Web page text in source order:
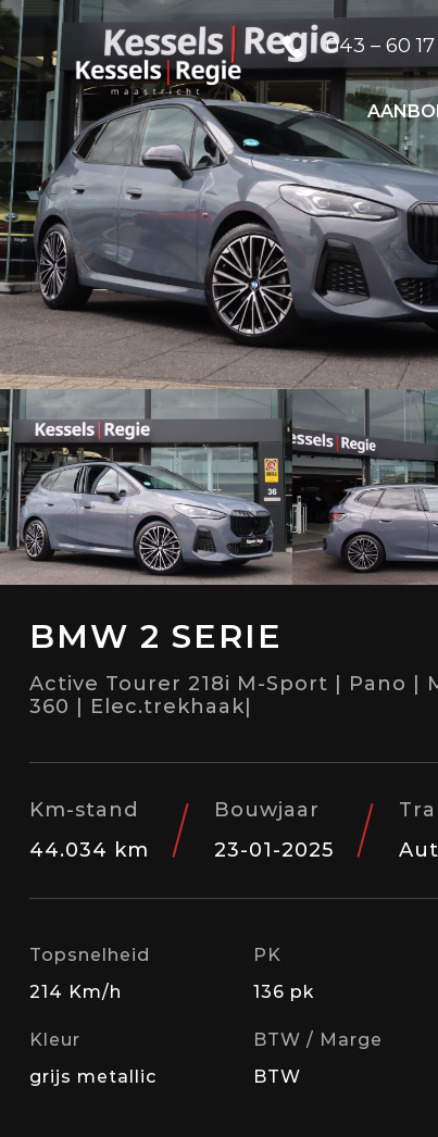
043 – 60 17
BMW 2 SERIE
Active Tourer 218i M-Sport | Pano |
360 | Elec.trekhaak|
Km-stand
44.034 km
Bouwjaar
23-01-2025
Topsnelheid
214 Km/h
PK
136 pk
Kleur
grijs metallic
BTW / Marge
BTW